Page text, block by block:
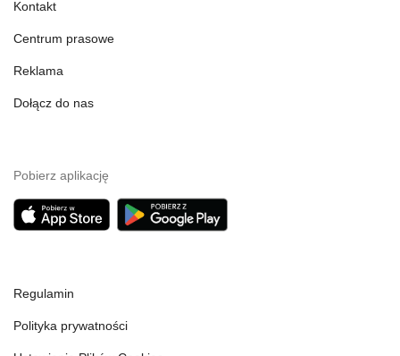
Kontakt
Centrum prasowe
Reklama
Dołącz do nas
Pobierz aplikację
Regulamin
Polityka prywatności